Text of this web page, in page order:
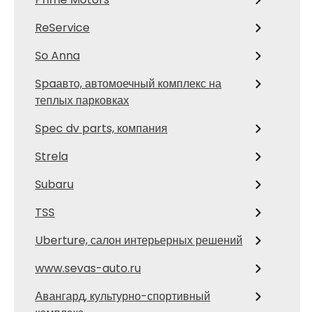
ReService
So Anna
Spaавто, автомоечный комплекс на
теплых парковках
Spec dv parts, компания
Strela
Subaru
TSS
Uberture, салон интерьерных решений
www.sevas-auto.ru
Авангард, культурно-спортивный